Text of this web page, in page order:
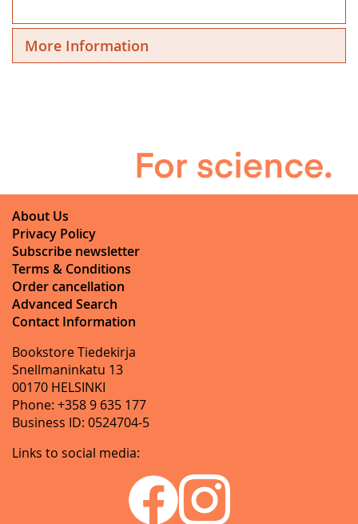
More Information
About Us
Privacy Policy
Subscribe newsletter
Terms & Conditions
Order cancellation
Advanced Search
Contact Information
Bookstore Tiedekirja
Snellmaninkatu 13
00170 HELSINKI
Phone: +358 9 635 177
Business ID: 0524704-5
Links to social media: